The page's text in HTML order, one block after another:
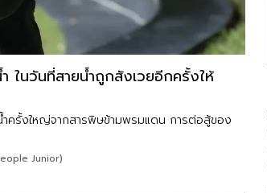
ในวันที่สายน้ำถูกสังเวยอีกครั้งให้
ครั้งใหญ่จากสารพิษข้ามพรมแดน การต่อสู้ของ
Junior)